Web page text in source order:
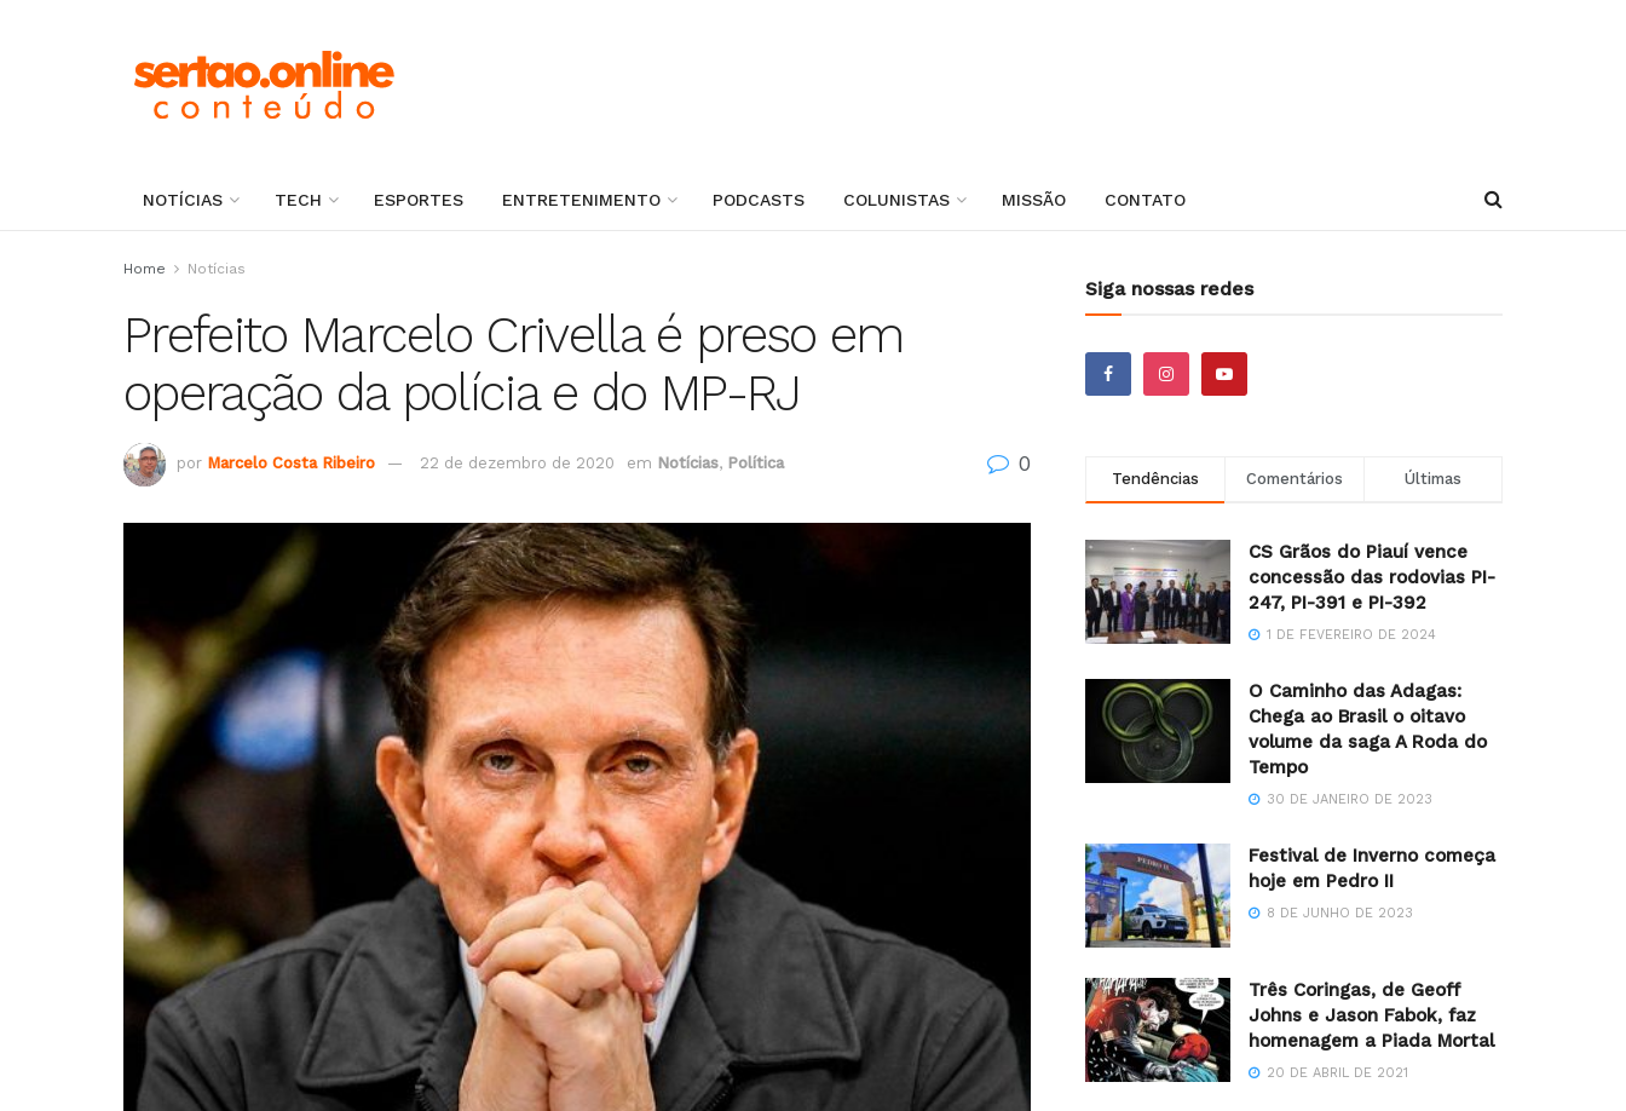
NOTÍCIAS TECH ESPORTES ENTRETENIMENTO PODCASTS COLUNISTAS MISSÃO CONTATO
Home Notícias
Prefeito Marcelo Crivella é preso em
operação da polícia e do MP-RJ
por Marcelo Costa Ribeiro 22 de dezembro de 2020 em Notícias, Política 0
Siga nossas redes
Tendências Comentários Últimas
CS Grãos do Piauí vence
concessão das rodovias PI-
247, PI-391 e PI-392
1 DE FEVEREIRO DE 2024
O Caminho das Adagas:
Chega ao Brasil o oitavo
volume da saga A Roda do
Tempo
30 DE JANEIRO DE 2023
Festival de Inverno começa
hoje em Pedro II
8 DE JUNHO DE 2023
Três Coringas, de Geoff
Johns e Jason Fabok, faz
homenagem a Piada Mortal
20 DE ABRIL DE 2021